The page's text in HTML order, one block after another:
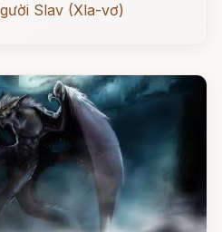
Slav (Xla-vơ)